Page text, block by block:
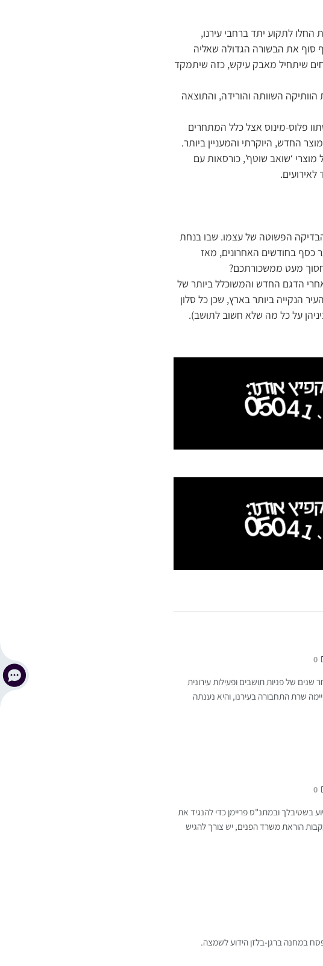
לתקוע יתד ברחבי עירנו,
סוף את הבשורה הגדולה שאליה
שיתחיל מאבק עיקש, כזה שיתמקד
השוותה והורידה, והתוצאה
פלוס-מינוס אצל כלל המתחרים
החדש, היוקרתי והמעניין ביותר.
‘שואב שוטף’, כורסאות עם
לאירועים.
הפשוטה של עצמו. שבו בנחת
כסף בחודשים האחרונים, מאז
מעט ממשכורתכם?
הדגם החדש והמשוכלל ביותר של
הנקייה ביותר בארץ, שכן כל סלון
על כל מה שלא חשוב לתושב).
שנים של פניות תושבים ופעילות עירונית
שרת התחבורה בעירנו, והיא נענתה
בשטיבלך ובמתנ"ס פריימן כדי להנגיד את
הוראת משרד הפנים, יש צורך להגיש
במחנה ברגן-בלזן הידוע לשמצה.